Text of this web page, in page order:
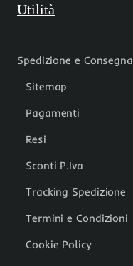
Utilità
Spedizione e Consegna
Sitemap
Pagamenti
Resi
Sconti P.Iva
Tracking Spedizione
Termini e Condizioni
Cookie Policy